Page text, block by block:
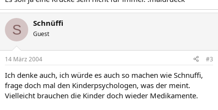
S Schnüffi
Guest
14 März 2004 #3
Ich denke auch, ich würde es auch so machen wie Schnuffi,
frage doch mal den Kinderpsychologen, was der meint.
Vielleicht brauchen die Kinder doch wieder Medikamente.